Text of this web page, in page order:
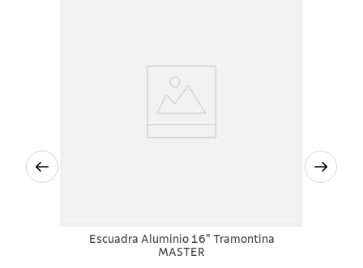
Escuadra Aluminio 16" Tramontina
MASTER